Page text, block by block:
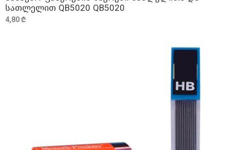
სათლელით QB5020 QB5020
4,80 ₾